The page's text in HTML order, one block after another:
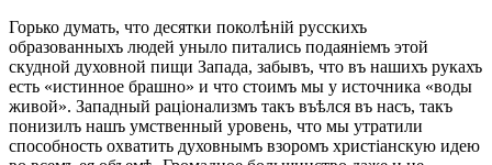
Горько думать, что десятки поколѣній русскихъ
образованныхъ людей уныло питались подаяніемъ этой
скудной духовной пищи Запада, забывъ, что въ нашихъ рукахъ
есть «истинное брашно» и что стоимъ мы у источника «воды
живой». Западный раціонализмъ такъ въѣлся въ насъ, такъ
понизилъ нашъ умственный уровень, что мы утратили
способность охватить духовнымъ взоромъ христіанскую идею